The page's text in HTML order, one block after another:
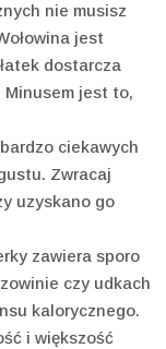
nie musisz
jest
dostarcza
Minusem jest to,
ciekawych
Zwracaj
uzyskano go
zawiera sporo
czy udkach
kalorycznego.
i większość